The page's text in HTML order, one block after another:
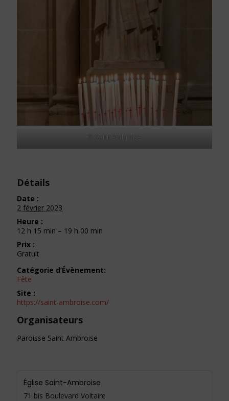
© Saint Ambroise
Détails
Date :
2 février 2023
Heure :
12 h 15 min – 19 h 00 min
Prix :
Gratuit
Catégorie d’Évènement:
Fête
Site :
https://saint-ambroise.com/
Organisateurs
Paroisse Saint Ambroise
Église Saint-Ambroise
71 bis Boulevard Voltaire